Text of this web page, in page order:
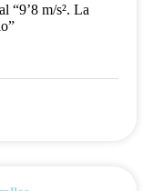
“9’8 m/s². La